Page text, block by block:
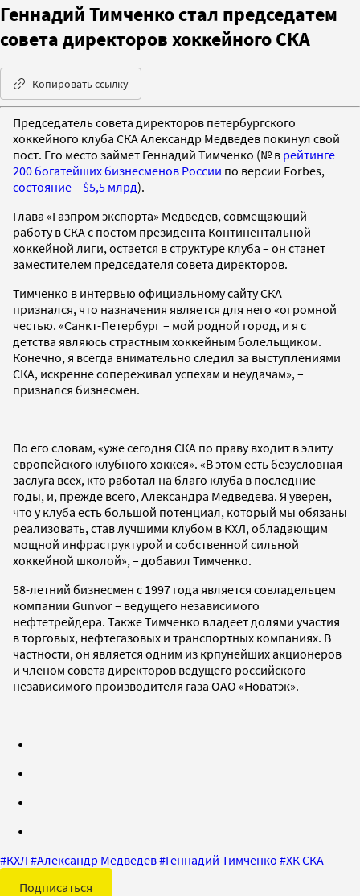
Геннадий Тимченко стал председатем
совета директоров хоккейного СКА
Копировать ссылку
Председатель совета директоров петербургского
хоккейного клуба СКА Александр Медведев покинул свой
пост. Его место займет Геннадий Тимченко (№ в рейтинге
200 богатейших бизнесменов России по версии Forbes,
состояние – $5,5 млрд).
Глава «Газпром экспорта» Медведев, совмещающий
работу в СКА с постом президента Континентальной
хоккейной лиги, остается в структуре клуба – он станет
заместителем председателя совета директоров.
Тимченко в интервью официальному сайту СКА
признался, что назначения является для него «огромной
честью. «Санкт-Петербург – мой родной город, и я с
детства являюсь страстным хоккейным болельщиком.
Конечно, я всегда внимательно следил за выступлениями
СКА, искренне сопереживал успехам и неудачам», –
признался бизнесмен.
По его словам, «уже сегодня СКА по праву входит в элиту
европейского клубного хоккея». «В этом есть безусловная
заслуга всех, кто работал на благо клуба в последние
годы, и, прежде всего, Александра Медведева. Я уверен,
что у клуба есть большой потенциал, который мы обязаны
реализовать, став лучшими клубом в КХЛ, обладающим
мощной инфраструктурой и собственной сильной
хоккейной школой», – добавил Тимченко.
58-летний бизнесмен с 1997 года является совладельцем
компании Gunvor – ведущего независимого
нефтетрейдера. Также Тимченко владеет долями участия
в торговых, нефтегазовых и транспортных компаниях. В
частности, он является одним из крпунейших акционеров
и членом совета директоров ведущего российского
независимого производителя газа ОАО «Новатэк».
#КХЛ #Александр Медведев#Геннадий Тимченко #ХК СКА
Подписаться